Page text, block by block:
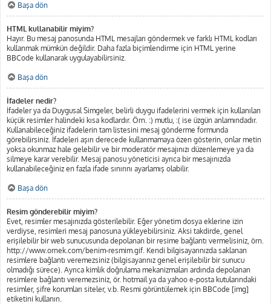
Başa dön
HTML kullanabilir miyim?
Hayır. Bu mesaj panosunda HTML mesajları göndermek ve farklı HTML kodları
kullanmak mümkün değildir. Daha fazla biçimlendirme için HTML yerine
BBCode kullanarak uygulayabilirsiniz.
Başa dön
İfadeler nedir?
İfadeler ya da Duygusal Simgeler, belirli duygu ifadelerini vermek için kullanılan
küçük resimler halindeki kısa kodlardır. Örn. :) mutlu, :( ise üzgün anlamındadır.
Kullanabileceğiniz ifadelerin tam listesini mesaj gönderme formunda
görebilirsiniz. İfadeleri aşırı derecede kullanmamaya özen gösterin, onlar metin
yoksa okunmaz hale gelebilir ve bir moderatör mesajınızı düzenlemeye ya da
silmeye karar verebilir. Mesaj panosu yöneticisi ayrıca bir mesajınızda
kullanabileceğiniz en fazla ifade sınırını ayarlamış olabilir.
Başa dön
Resim gönderebilir miyim?
Evet, resimler mesajınızda gösterilebilir. Eğer yönetim dosya eklerine izin
verdiyse, resimleri mesaj panosuna yükleyebilirsiniz. Aksi takdirde, genel
erişilebilir bir web sunucusunda depolanan bir resime bağlantı vermelisiniz, örn.
http://www.ornek.com/benim-resmim.gif. Kendi bilgisayarınızda saklanan
resimlere bağlantı veremezsiniz (bilgisayarınız genel erişilebilir bir sunucu
olmadığı sürece). Ayrıca kimlik doğrulama mekanizmaları ardında depolanan
resimlere bağlantı veremezsiniz, ör. hotmail ya da yahoo e-posta kutularındaki
resimler, şifre korumları siteler, v.b. Resmi görüntülemek için BBCode [img]
etiketini kullanın.